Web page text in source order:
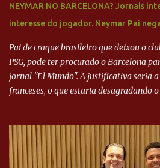
NEYMAR NO BARCELONA? Jornais
interesse do jogador. Neymar Pai
Pai de craque brasileiro que deixou o
PSG, pode ter procurado o Barcelona
jornal "El Mundo". A justificativa seria
franceses, o que estaria desagradando
Neymar Pai nega